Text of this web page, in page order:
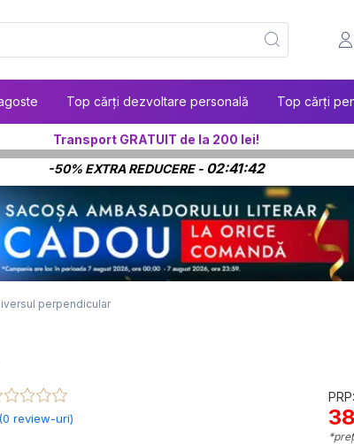
Top cărți dezvoltare personală Top cărți
Transport GRATUIT de la 200 lei!
-50% EXTRA REDUCERE -02:41:41
perpendicular
review-uri)